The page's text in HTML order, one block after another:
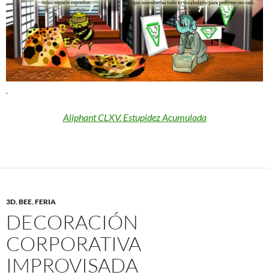
Aliphant CLXV. Estupidez Acumulada
3D,BEE,FERIA
DECORACIÓN
CORPORATIVA
IMPROVISADA